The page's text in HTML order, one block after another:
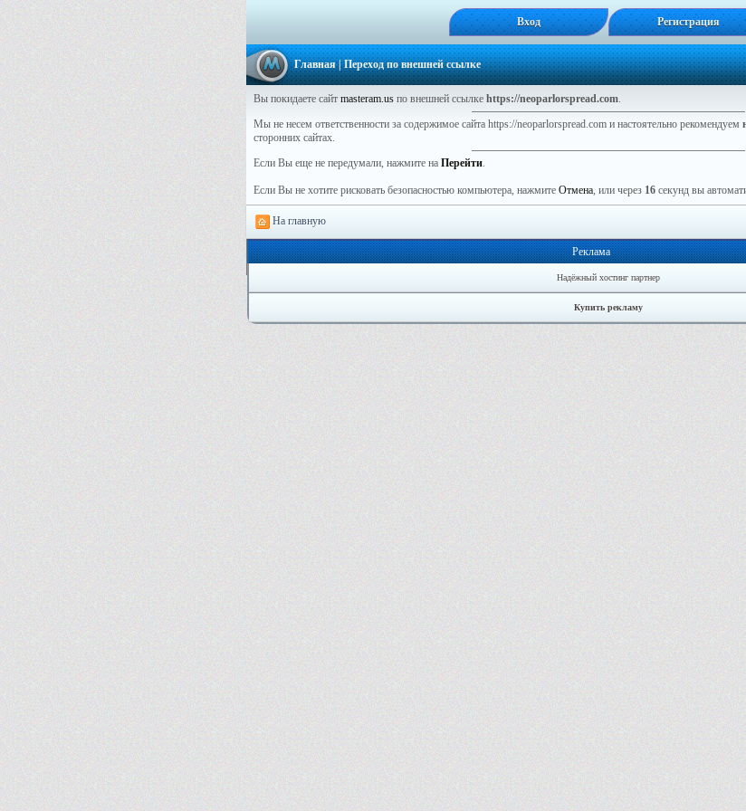
Вход Регистрация
Главная| Переход по внешней ссылке
Вы покидаете сайт masteram.us по внешней ссылке https://neoparlorspread.com.
Мы не несем ответственности за содержимое сайта https://neoparlorspread.com и настоятельно рекомендуем
сторонних сайтах.
Если Вы еще не передумали, нажмите на Перейти.
Если Вы не хотите рисковать безопасностью компьютера, нажмите Отмена, или через 16 секунд вы
На главную
Реклама
Надёжный хостинг партнер
Купить рекламу